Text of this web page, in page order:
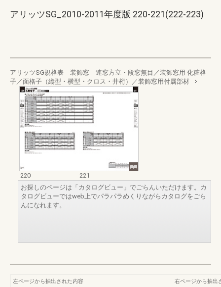
アリッツSG_2010-2011年度版 220-221(222-223)
アリッツSG規格表 装飾窓 連窓方立・段窓無目／装飾窓用 化粧格
子／面格子（縦型・横型・クロス・井桁）／装飾窓用付属部材
220
221
お探しのページは「カタログビュー」でごらんいただけます。カ
タログビューではweb上でパラパラめくりながらカタログをごら
んになれます。
左ページから抽出された内容
右ページから抽出